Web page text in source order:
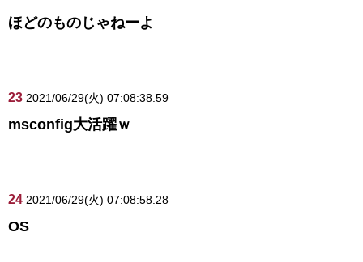
ほどのものじゃねーよ
23 2021/06/29(火) 07:08:38.59
msconfig大活躍ｗ
24 2021/06/29(火) 07:08:58.28
OS